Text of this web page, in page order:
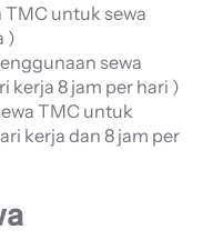
TMC untuk sewa
)
sewa
kerja 8 jam per hari )
TMC untuk
kerja dan 8 jam per